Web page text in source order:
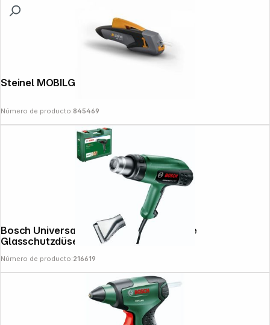
Steinel MOBILGLUE 1007-S
Número de producto:845469
Bosch UniversalHeat 600 Heißluftpistole
Glasschutzdüse
Número de producto:216619